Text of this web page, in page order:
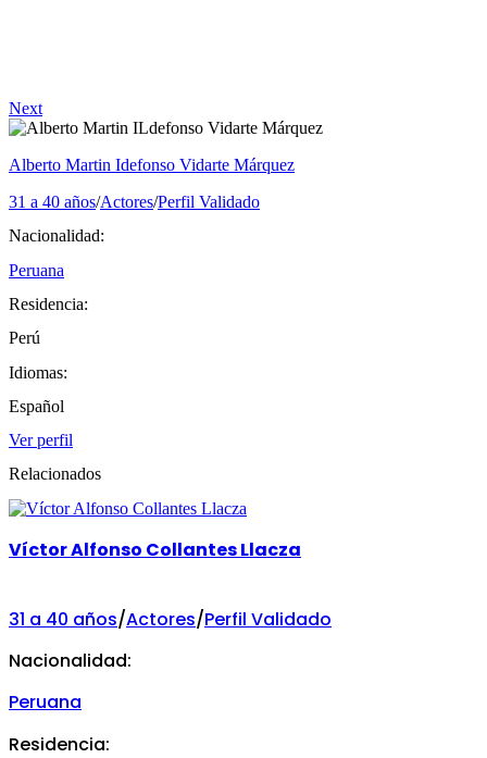
Next
Alberto Martin Idefonso Vidarte Márquez
31 a 40 años/Actores/Perfil Validado
Nacionalidad:
Peruana
Residencia:
Perú
Idiomas:
Español
Ver perfil
Relacionados
Víctor Alfonso Collantes Llacza
31 a 40 años/Actores/Perfil Validado
Nacionalidad:
Peruana
Residencia: